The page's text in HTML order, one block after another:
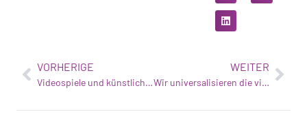
VORHERIGE
Videospiele und künstliche Intelligenz sollen die Behandlung von Sehstörungen ins 21. Jahrhundert bringen
WEITER
Wir universalisieren die visuelle Gesundheit mit Technologie